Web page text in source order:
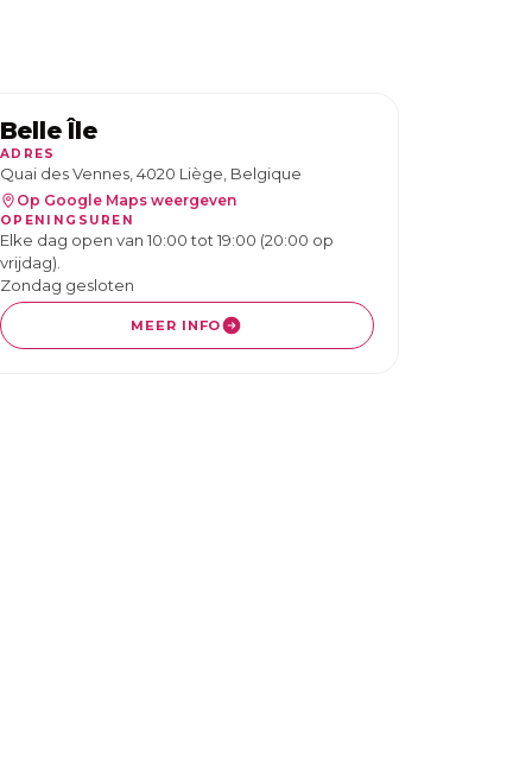
Belle Île
ADRES
Quai des Vennes, 4020 Liège, Belgique
Op Google Maps weergeven
OPENINGSUREN
Elke dag open van 10:00 tot 19:00 (20:00 op
vrijdag).
Zondag gesloten
MEER INFO